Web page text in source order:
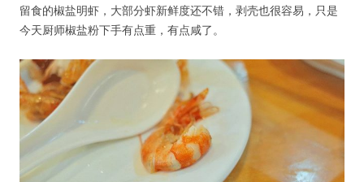
留食的椒盐明虾，大部分虾新鲜度还不错，剥壳也很容易，只是
今天厨师椒盐粉下手有点重，有点咸了。